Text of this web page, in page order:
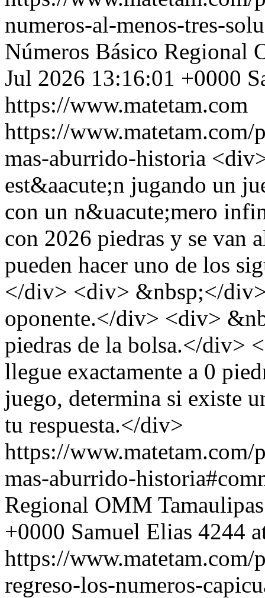
numeros-al-menos-tres-
Números Básico Regional
Jul 2026 13:16:01 +0000
https://www.matetam.com
https://
mas-aburrido-historia
est&aacute;n jugando un
con un n&uacute;mero
con 2026 piedras y se van
pueden hacer uno de los
</div> <div> &nbsp;</
oponente.</div> <div>
piedras de la bolsa.</div>
llegue exactamente a 0
juego, determina si existe
tu respuesta.</div>
https://
mas-aburrido-
Regional OMM
+0000 Samuel Elias 4244
https://
regreso-los-numeros-